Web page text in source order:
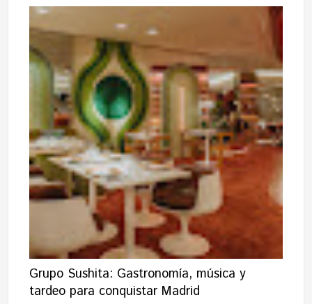
Grupo Sushita: Gastronomía, música y
tardeo para conquistar Madrid